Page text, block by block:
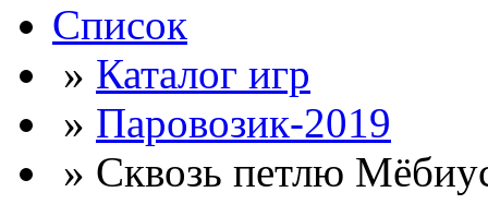
Список
» Каталог игр
» Паровозик-2019
» Сквозь петлю